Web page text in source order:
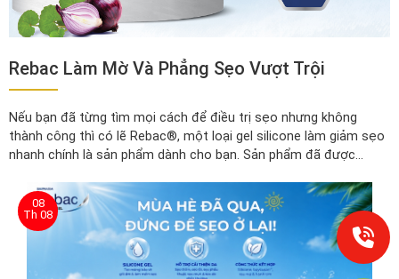
Rebac Làm Mờ Và Phẳng Sẹo Vượt Trội
Nếu bạn đã từng tìm mọi cách để điều trị sẹo nhưng không
thành công thì có lẽ Rebac®, một loại gel silicone làm giảm sẹo
nhanh chính là sản phẩm dành cho bạn. Sản phẩm đã được
08
Th 08